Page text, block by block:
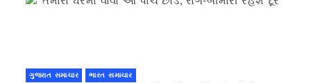
ગુજરાત સમાચાર ભારત સમાચાર